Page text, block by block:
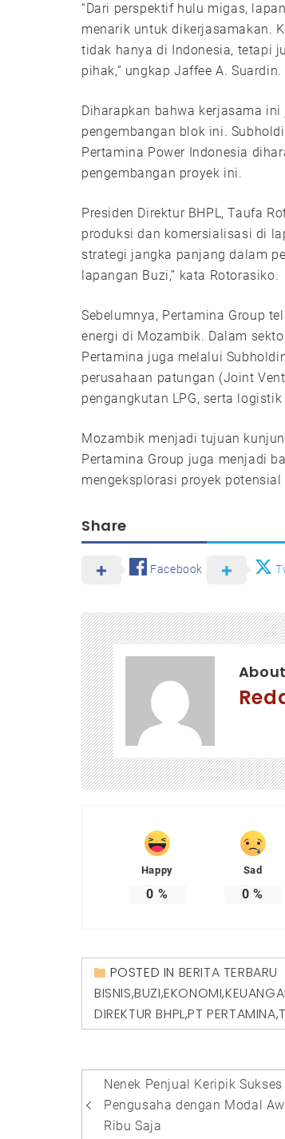
“Dari perspektif hulu migas,
menarik untuk dikerjasamakan.
tidak hanya di Indonesia, tetapi
pihak,” ungkap Jaffee A. Suardin.
Diharapkan bahwa kerjasama
pengembangan blok ini.
Pertamina Power Indonesia
pengembangan proyek ini.
Presiden Direktur BHPL, Taufa
produksi dan komersialisasi di
strategi jangka panjang dalam
lapangan Buzi,” kata Rotorasiko.
Sebelumnya, Pertamina Group
energi di Mozambik. Dalam
Pertamina juga melalui
perusahaan patungan (Joint
pengangkutan LPG, serta
Mozambik menjadi tujuan
Pertamina Group juga menjadi
mengeksplorasi proyek
Share
Facebook
Happy
0 %
Sad
0 %
POSTED IN BERITA TERBARU
BISNIS,BUZI,EKONOMI,
DIREKTUR BHPL,PT PERTAMINA,
Navigasi
pos
Nenek Penjual Keripik
Pengusaha dengan Modal
Ribu Saja